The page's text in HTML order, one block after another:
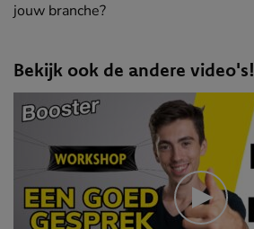
jouw branche?
Bekijk ook de andere video's!